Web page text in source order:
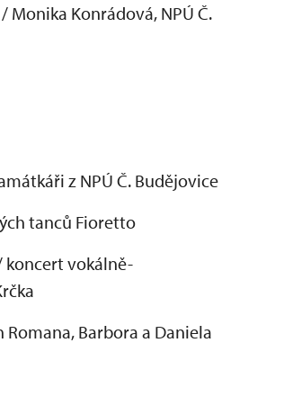
Monika Konrádová, NPÚ Č.
z NPÚ Č. Budějovice
tanců Fioretto
koncert vokálně-
Barbora a Daniela